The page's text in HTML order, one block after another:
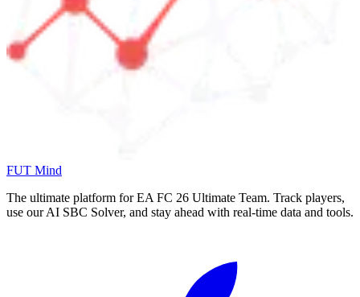
FUT Mind
The ultimate platform for EA FC 26 Ultimate Team. Track players,
use our AI SBC Solver, and stay ahead with real-time data and tools.